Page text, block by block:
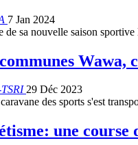
7 Jan 2024
de sa nouvelle saison
Wawa,
29 Déc 2023
des sports s'est
une course